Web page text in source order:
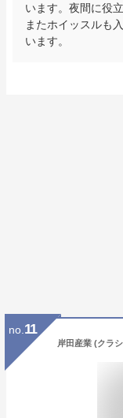
います。夜間に役
またホイッスルも
います。
no. 11